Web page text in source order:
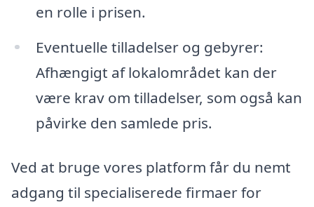
en rolle i prisen.
Eventuelle tilladelser og gebyrer:
Afhængigt af lokalområdet kan der
være krav om tilladelser, som også kan
påvirke den samlede pris.
Ved at bruge vores platform får du nemt
adgang til specialiserede firmaer for